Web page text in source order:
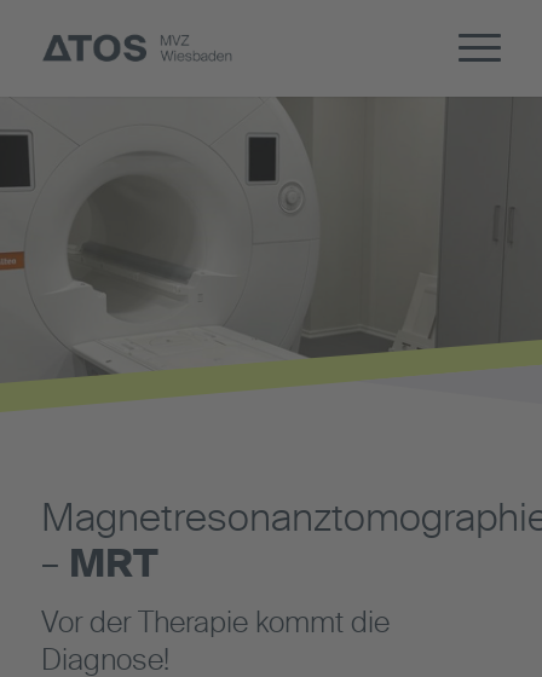
– MRT
Vor der Therapie kommt die
Diagnose!